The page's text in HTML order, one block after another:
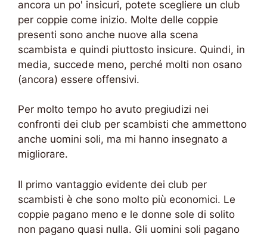
ancora un po' insicuri, potete scegliere un club
per coppie come inizio. Molte delle coppie
presenti sono anche nuove alla scena
scambista e quindi piuttosto insicure. Quindi, in
media, succede meno, perché molti non osano
(ancora) essere offensivi.
Per molto tempo ho avuto pregiudizi nei
confronti dei club per scambisti che ammettono
anche uomini soli, ma mi hanno insegnato a
migliorare.
Il primo vantaggio evidente dei club per
scambisti è che sono molto più economici. Le
coppie pagano meno e le donne sole di solito
non pagano quasi nulla. Gli uomini soli pagano